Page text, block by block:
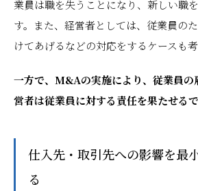
業員は職を失うことになり、新しい職
す。また、経営者としては、従業員の
けてあげるなどの対応をするケースも考
一方で、M&Aの実施により、従業員の
営者は従業員に対する責任を果たせるで
仕入先・取引先への影響を最
る